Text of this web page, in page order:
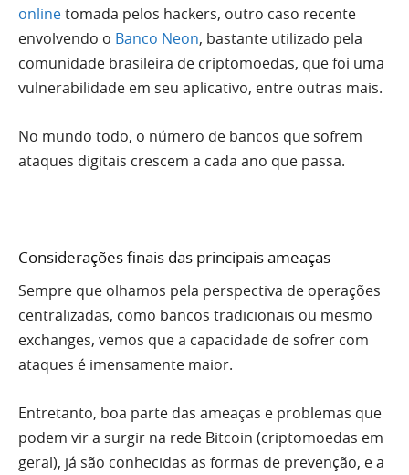
onlinetomada pelos hackers, outro caso recente
envolvendo o Banco Neon, bastante utilizado pela
comunidade brasileira de criptomoedas, que foi uma
vulnerabilidade em seu aplicativo, entre outras mais.
No mundo todo, o número de bancos que sofrem
ataques digitais crescem a cada ano que passa.
Considerações finais das principais ameaças
Sempre que olhamos pela perspectiva de operações
centralizadas, como bancos tradicionais ou mesmo
exchanges, vemos que a capacidade de sofrer com
ataques é imensamente maior.
Entretanto, boa parte das ameaças e problemas que
podem vir a surgir na rede Bitcoin (criptomoedas em
geral), já são conhecidas as formas de prevenção, e a